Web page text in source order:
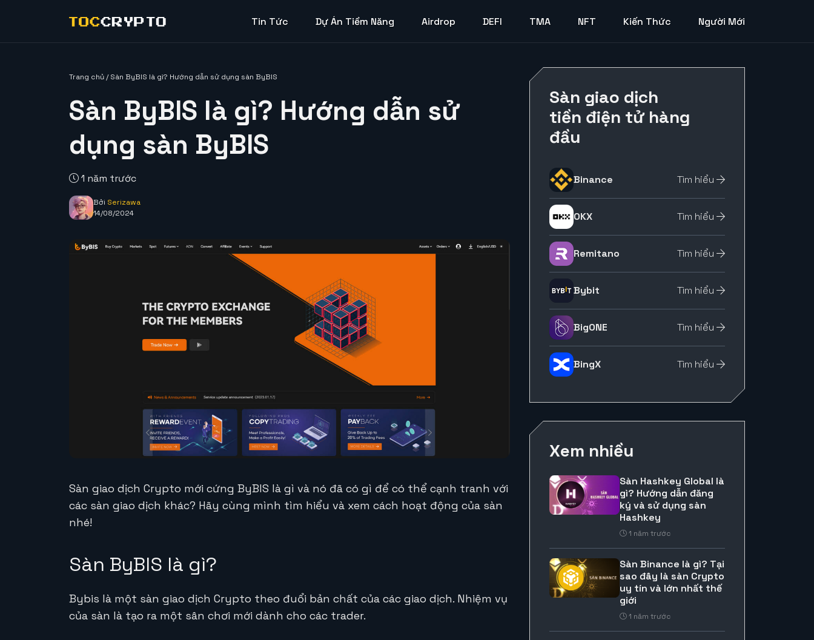
Tin Tức Dự Án Tiềm Năng Airdrop DEFI TMA NFT Kiến Thức Người Mới
Trang chủ/Sàn ByBIS là gì? Hướng dẫn sử dụng sàn ByBIS
Sàn ByBIS là gì? Hướng dẫn sử
dụng sàn ByBIS
1 năm trước
Bởi Serizawa
14/08/2024
Sàn giao dịch Crypto mới cứng ByBIS là gì và nó đã có gì để có thể cạnh tranh với
các sàn giao dịch khác? Hãy cùng mình tìm hiểu và xem cách hoạt động của sàn
nhé!
Sàn ByBIS là gì?
Bybis là một sàn giao dịch Crypto theo đuổi bản chất của các giao dịch. Nhiệm vụ
của sàn là tạo ra một sân chơi mới dành cho các trader.
Sàn giao dịch
tiền điện tử hàng
đầu
Binance Tìm hiểu
OKX Tìm hiểu
Remitano Tìm hiểu
Bybit Tìm hiểu
BigONE Tìm hiểu
BingX Tìm hiểu
Xem nhiều
Sàn Hashkey Global là
gì? Hướng dẫn đăng
ký và sử dụng sàn
Hashkey
1 năm trước
Sàn Binance là gì? Tại
sao đây là sàn Crypto
uy tín và lớn nhất thế
giới
1 năm trước